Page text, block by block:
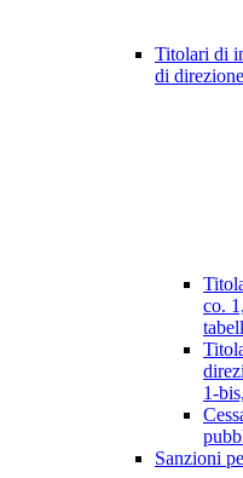
Titolari di
di
co.
1-
Sanzioni